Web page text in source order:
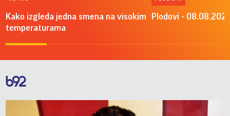
Kako izgleda jedna smena na visokim
temperaturama
Plodovi -